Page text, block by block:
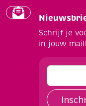
Schrijf je
in jouw